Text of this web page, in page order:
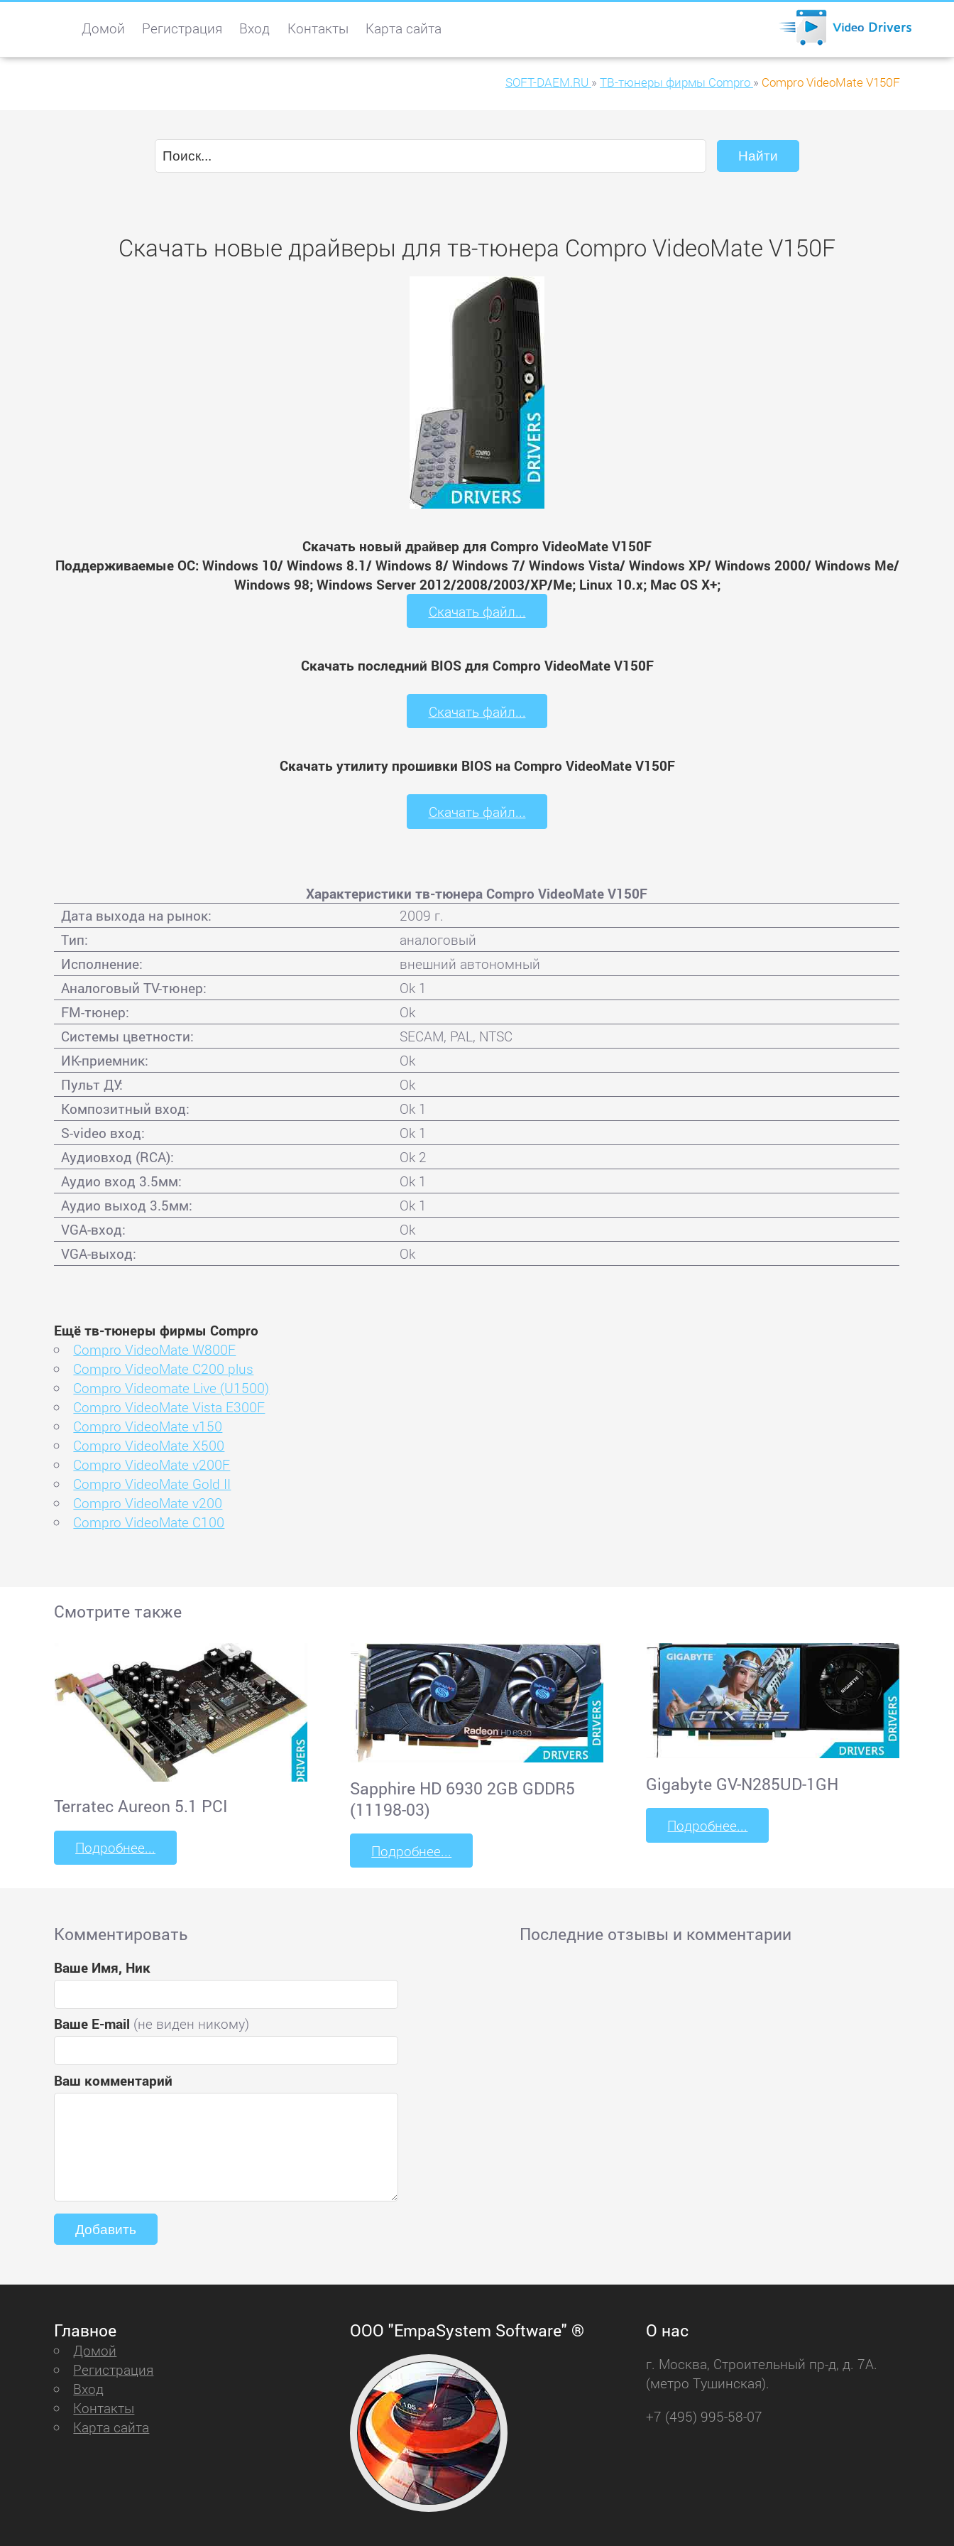
Домой Регистрация Вход Контакты Карта сайта
SOFT-DAEM.RU » ТВ-тюнеры фирмы Compro » Compro VideoMate V150F
Скачать новые драйверы для тв-тюнера Compro VideoMate V150F
Скачать новый драйвер для Compro VideoMate V150F
Поддерживаемые ОС: Windows 10/ Windows 8.1/ Windows 8/ Windows 7/ Windows Vista/ Windows XP/ Windows 2000/ Windows Me/
Windows 98; Windows Server 2012/2008/2003/XP/Me; Linux 10.x; Mac OS X+;
Скачать файл...
Скачать последний BIOS для Compro VideoMate V150F
Скачать файл...
Скачать утилиту прошивки BIOS на Compro VideoMate V150F
Скачать файл...
Характеристики тв-тюнера Compro VideoMate V150F
Дата выхода на рынок:
2009 г.
Тип:
аналоговый
Исполнение:
внешний автономный
Аналоговый TV-тюнер:
Ok 1
FM-тюнер:
Ok
Системы цветности:
SECAM, PAL, NTSC
ИК-приемник:
Ok
Пульт ДУ:
Ok
Композитный вход:
Ok 1
S-video вход:
Ok 1
Аудиовход (RCA):
Ok 2
Аудио вход 3.5мм:
Ok 1
Аудио выход 3.5мм:
Ok 1
VGA-вход:
Ok
VGA-выход:
Ok
Ещё тв-тюнеры фирмы Compro
Compro VideoMate W800F
Compro VideoMate C200 plus
Compro Videomate Live (U1500)
Compro VideoMate Vista E300F
Compro VideoMate v150
Compro VideoMate X500
Compro VideoMate v200F
Compro VideoMate Gold II
Compro VideoMate v200
Compro VideoMate C100
Смотрите также
Terratec Aureon 5.1 PCI
Подробнее...
Sapphire HD 6930 2GB GDDR5
(11198-03)
Подробнее...
Gigabyte GV-N285UD-1GH
Подробнее...
Комментировать
Ваше Имя, Ник
Ваше E-mail (не виден никому)
Ваш комментарий
Последние отзывы и комментарии
Главное
Домой
Регистрация
Вход
Контакты
Карта сайта
ООО "EmpaSystem Software" ® О нас
г. Москва, Строительный пр-д, д. 7А.
(метро Тушинская).
+7 (495) 995-58-07